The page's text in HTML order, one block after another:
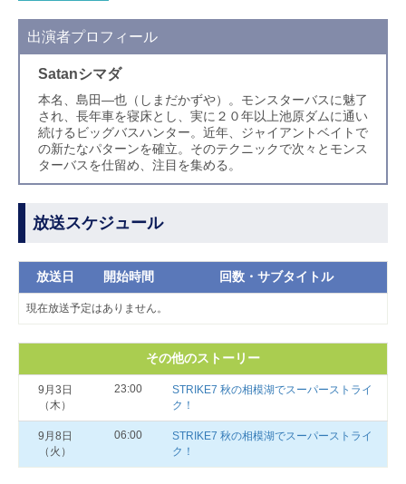
出演者プロフィール
Satanシマダ
本名、島田―也（しまだかずや）。モンスターバスに魅了
され、長年車を寝床とし、実に２０年以上池原ダムに通い
続けるビッグバスハンター。近年、ジャイアントベイトで
の新たなパターンを確立。そのテクニックで次々とモンス
ターバスを仕留め、注目を集める。
放送スケジュール
放送日 開始時間 回数・サブタイトル
現在放送予定はありません。
その他のストーリー
9月3日
（木）
23:00
STRIKE7 秋の相模湖でスーパーストライ
ク！
9月8日
（火）
06:00
STRIKE7 秋の相模湖でスーパーストライ
ク！